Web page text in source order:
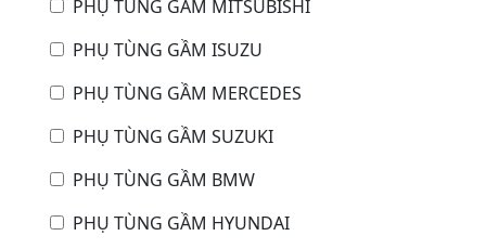
PHỤ TÙNG GẦM MITSUBISHI
PHỤ TÙNG GẦM ISUZU
PHỤ TÙNG GẦM MERCEDES
PHỤ TÙNG GẦM SUZUKI
PHỤ TÙNG GẦM BMW
PHỤ TÙNG GẦM HYUNDAI